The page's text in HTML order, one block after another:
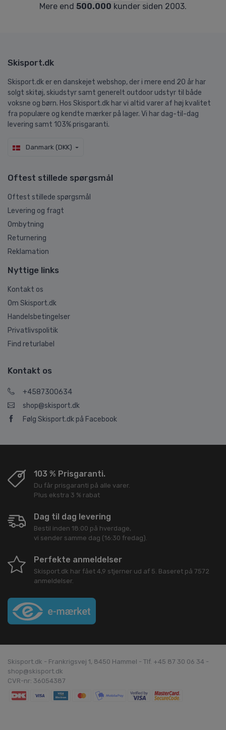
Mere end 500.000 kunder siden 2003.
Skisport.dk
Skisport.dk er en danskejet webshop, der i mere end 20 år har
solgt skitøj, skiudstyr samt generelt outdoor udstyr til både
voksne og børn. Hos Skisport.dk har vi altid varer af høj kvalitet
fra populære og kendte mærker på lager. Vi har dag-til-dag
levering samt 103% prisgaranti.
Danmark (DKK)
Oftest stillede spørgsmål
Oftest stillede spørgsmål
Levering og fragt
Ombytning
Returnering
Reklamation
Nyttige links
Kontakt os
Om Skisport.dk
Handelsbetingelser
Privatlivspolitik
Find returlabel
Kontakt os
+4587300634
shop@skisport.dk
Følg Skisport.dk på Facebook
103 % Prisgaranti.
Du får prisgaranti på alle varer.
Plus ekstra 3 % rabat
Dag til dag levering
Bestil inden 18:00 på hverdage,
vi sender samme dag (16:30 fredag).
Perfekte anmeldelser
Skisport.dk har fået 4,9 stjerner ud af 5. Baseret på 7572
anmeldelser.
Skisport.dk - Frankrigsvej 1, 8450 Hammel - Tlf. +45 87 30 06 34 -
shop@skisport.dk
CVR-nr: 36054387